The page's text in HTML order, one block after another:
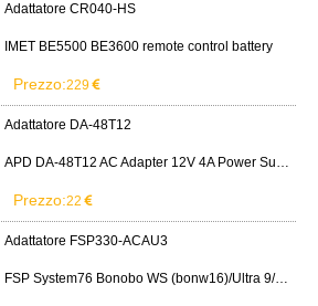
Adattatore CR040-HS
IMET BE5500 BE3600 remote control battery
Prezzo:229
Adattatore DA-48T12
APD DA-48T12 AC Adapter 12V 4A Power Supply Cord
Prezzo:22
Adattatore FSP330-ACAU3
FSP System76 Bonobo WS (bonw16)/Ultra 9/RTX5090